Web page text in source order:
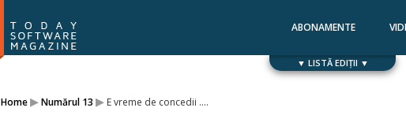
ABONAMENTE
▼ LISTĂ EDIȚII ▼
Home▸Numărul 13 ▸ E vreme de concedii ....